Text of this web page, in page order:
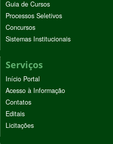
Guia de Cursos
Processos Seletivos
Concursos
Sistemas Institucionais
Serviços
Início Portal
Acesso à Informação
Contatos
Editais
Licitações